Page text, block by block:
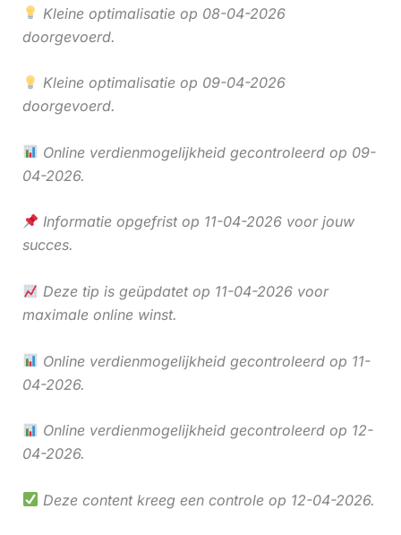
Kleine optimalisatie op 08-04-2026
doorgevoerd.
Kleine optimalisatie op 09-04-2026
doorgevoerd.
Online verdienmogelijkheid gecontroleerd op 09-
04-2026.
Informatie opgefrist op 11-04-2026 voor jouw
succes.
Deze tip is geüpdatet op 11-04-2026 voor
maximale online winst.
Online verdienmogelijkheid gecontroleerd op 11-
04-2026.
Online verdienmogelijkheid gecontroleerd op 12-
04-2026.
Deze content kreeg een controle op 12-04-2026.